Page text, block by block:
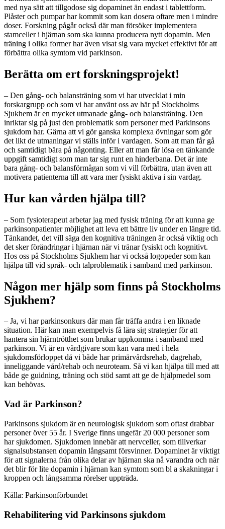
med nya sätt att tillgodose sig dopaminet än endast i tablettform.
Plåster och pumpar har kommit som kan dosera oftare men i mindre
doser. Forskning pågår också där man försöker implementera
stamceller i hjärnan som ska kunna producera nytt dopamin. Men
träning i olika former har även visat sig vara mycket effektivt för att
förbättra olika symtom vid parkinson.
Berätta om ert forskningsprojekt!
– Den gång- och balansträning som vi har utvecklat i min
forskargrupp och som vi har använt oss av här på Stockholms
Sjukhem är en mycket utmanade gång- och balansträning. Den
inriktar sig på just den problematik som personer med Parkinsons
sjukdom har. Gärna att vi gör ganska komplexa övningar som gör
det likt de utmaningar vi ställs inför i vardagen. Som att man får gå
och samtidigt bära på någonting. Eller att man får lösa en tänkande
uppgift samtidigt som man tar sig runt en hinderbana. Det är inte
bara gång- och balansförmågan som vi vill förbättra, utan även att
motivera patienterna till att vara mer fysiskt aktiva i sin vardag.
Hur kan vården hjälpa till?
– Som fysioterapeut arbetar jag med fysisk träning för att kunna ge
parkinsonpatienter möjlighet att leva ett bättre liv under en längre tid.
Tänkandet, det vill säga den kognitiva träningen är också viktig och
det sker förändringar i hjärnan när vi tränar fysiskt och kognitivt.
Hos oss på Stockholms Sjukhem har vi också logopeder som kan
hjälpa till vid språk- och talproblematik i samband med parkinson.
Någon mer hjälp som finns på Stockholms
Sjukhem?
– Ja, vi har parkinsonkurs där man får träffa andra i en liknade
situation. Här kan man exempelvis få lära sig strategier för att
hantera sin hjärntrötthet som brukar uppkomma i samband med
parkinson. Vi är en vårdgivare som kan vara med i hela
sjukdomsförloppet då vi både har primärvårdsrehab, dagrehab,
inneliggande vård/rehab och neuroteam. Så vi kan hjälpa till med att
både ge guidning, träning och stöd samt att ge de hjälpmedel som
kan behövas.
Vad är Parkinson?
Parkinsons sjukdom är en neurologisk sjukdom som oftast drabbar
personer över 55 år. I Sverige finns ungefär 20 000 personer som
har sjukdomen. Sjukdomen innebär att nervceller, som tillverkar
signalsubstansen dopamin långsamt försvinner. Dopaminet är viktigt
för att signalerna från olika delar av hjärnan ska nå varandra och när
det blir för lite dopamin i hjärnan kan symtom som bl a skakningar i
kroppen och långsamma rörelser uppträda.
Källa: Parkinsonförbundet
Rehabilitering vid Parkinsons sjukdom